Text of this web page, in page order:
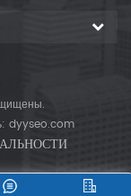
dyyseo.com